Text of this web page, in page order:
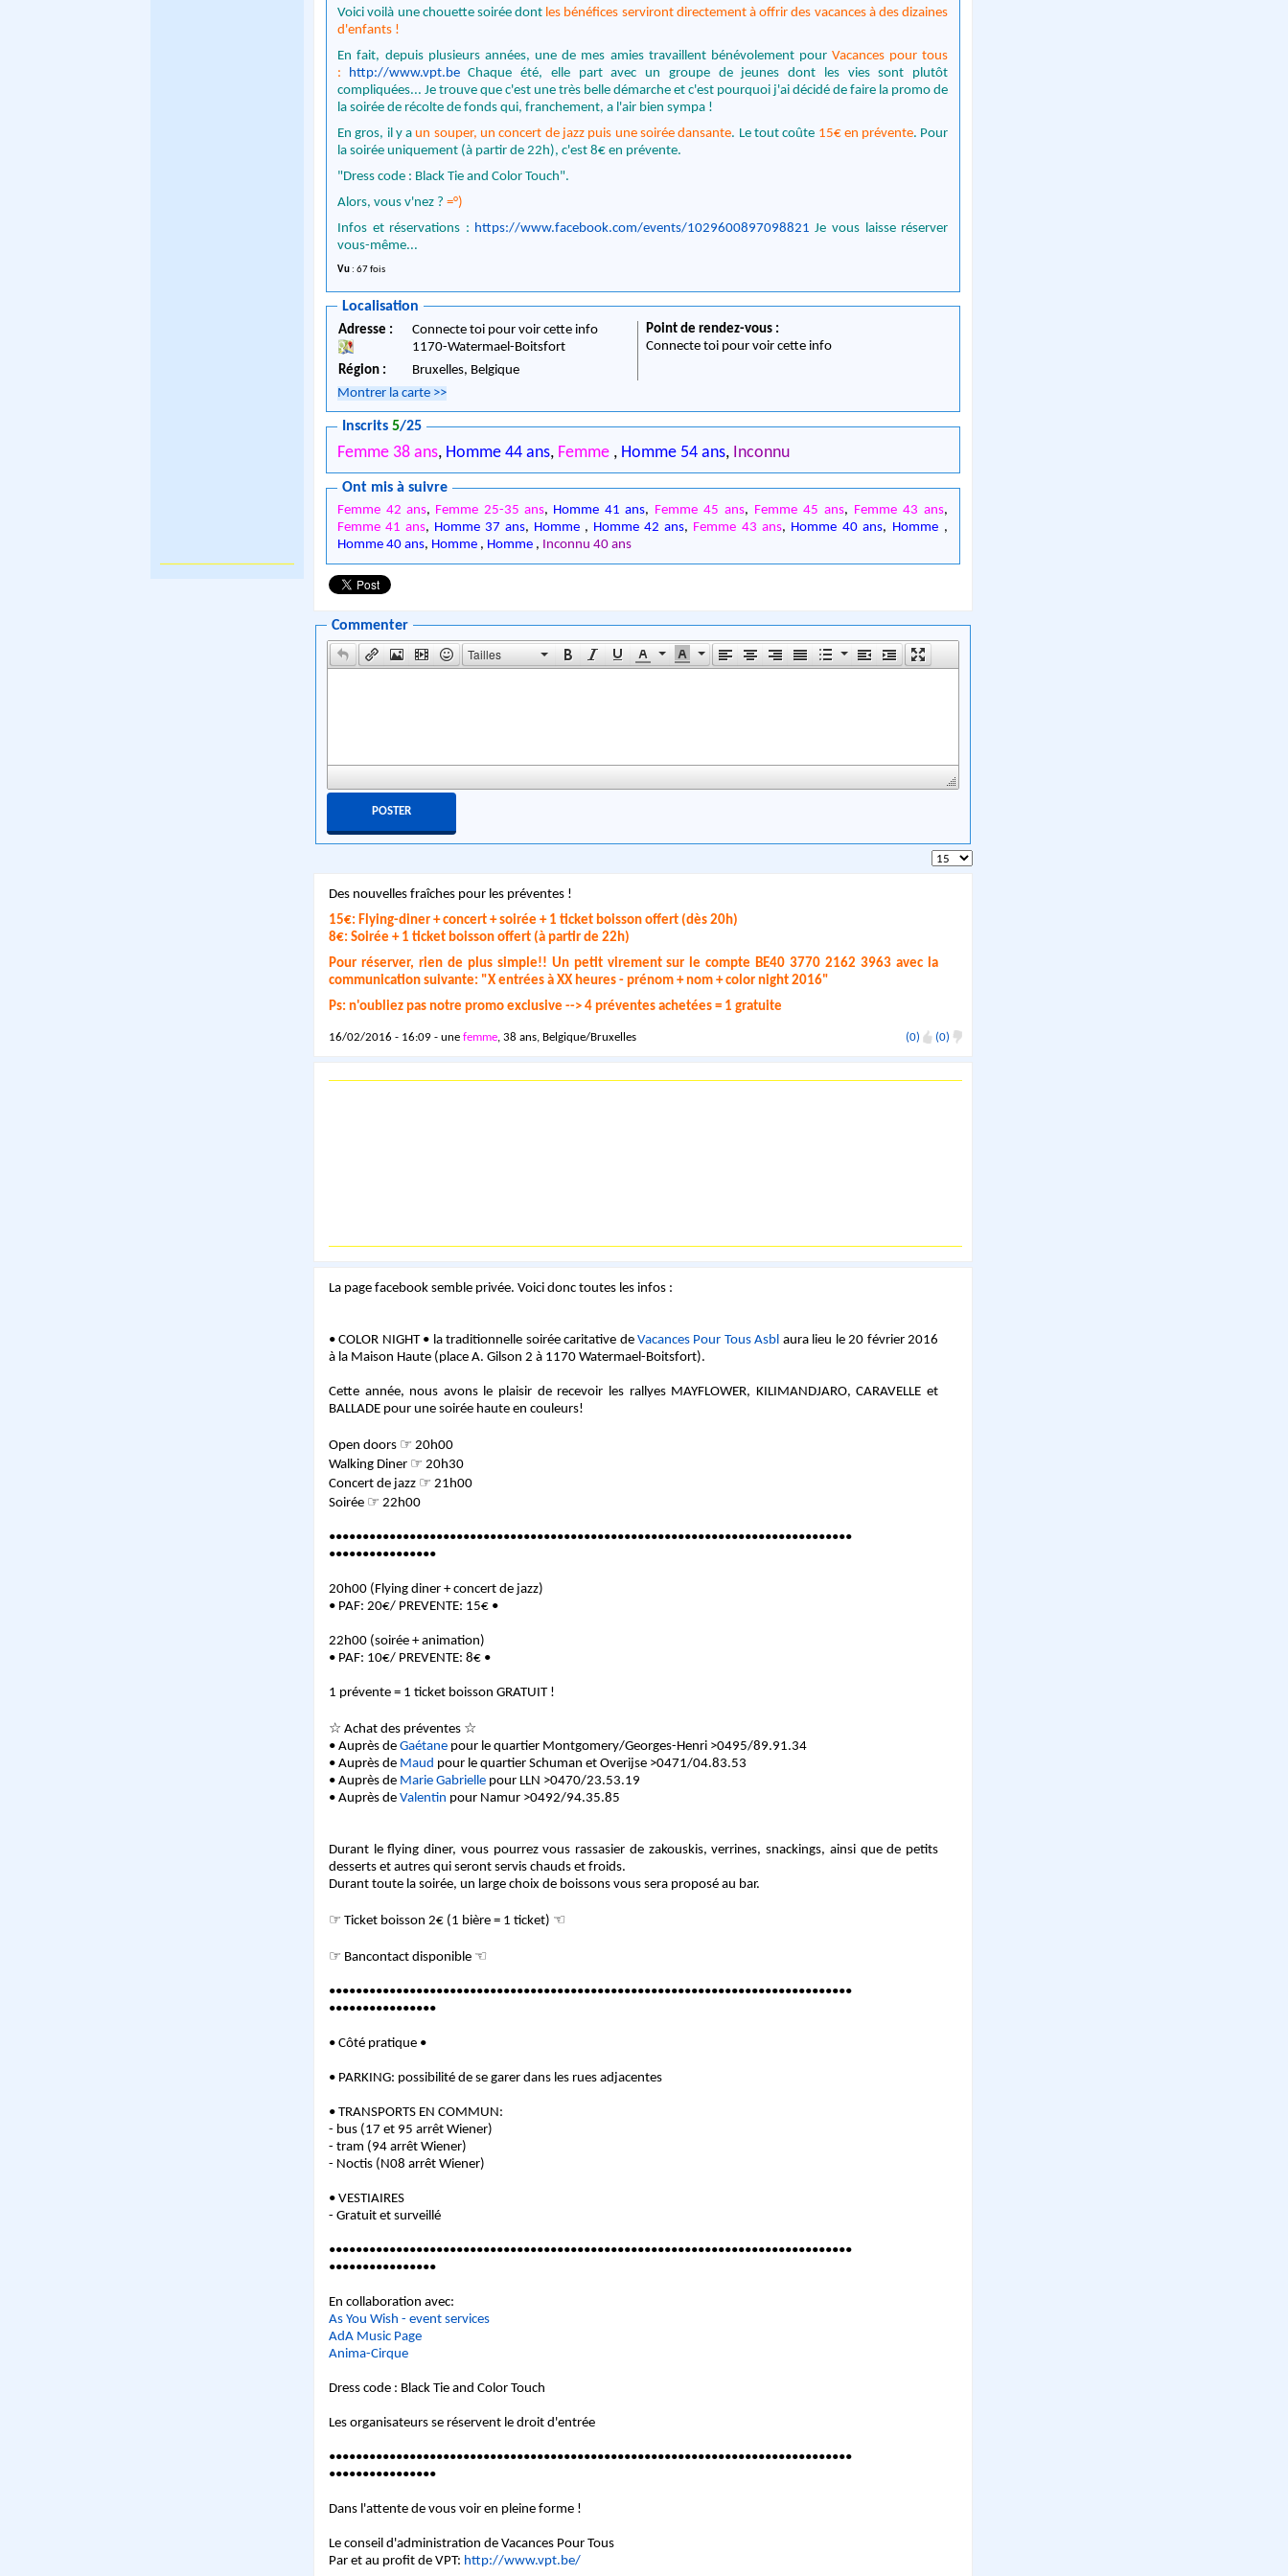
Voici voilà une chouette soirée dont les bénéfices serviront directement à offrir des vacances à des dizaines
d'enfants !
En fait, depuis plusieurs années, une de mes amies travaillent bénévolement pourVacances pour tous
:
http://www.vpt.be Chaque été, elle part avec un groupe de jeunes dont les vies sont plutôt
compliquées... Je trouve que c'est une très belle démarche et c'est pourquoi j'ai décidé de faire la promo de
la soirée de récolte de fonds qui, franchement, a l'air bien sympa !
En gros, il y a un souper, un concert de jazz puis une soirée dansante. Le tout coûte 15€ en prévente. Pour
la soirée uniquement (à partir de 22h), c'est 8€ en prévente.
"Dress code : Black Tie and Color Touch".
Alors, vous v'nez ?=°)
Infos et réservations : https://www.facebook.com/events/1029600897098821 Je vous laisse réserver
vous-même...
Vu : 67 fois
Localisation
Adresse :
Connecte toi pour voir cette info
1170-Watermael-Boitsfort
Région :
Bruxelles, Belgique
Point de rendez-vous :
Connecte toi pour voir cette info
Montrer la carte >>
Inscrits5/25
Femme 38 ans, Homme 44 ans, Femme , Homme 54 ans, Inconnu
Ont mis à suivre
Femme 42 ans, Femme 25-35 ans, Homme 41 ans, Femme 45 ans, Femme 45 ans, Femme 43 ans,
Femme 41 ans, Homme 37 ans, Homme , Homme 42 ans, Femme 43 ans, Homme 40 ans, Homme ,
Homme 40 ans, Homme , Homme , Inconnu 40 ans
Commenter
Tailles
Des nouvelles fraîches pour les préventes !
15€: Flying-diner + concert + soirée + 1 ticket boisson offert (dès 20h)
8€: Soirée + 1 ticket boisson offert (à partir de 22h)
Pour réserver, rien de plus simple!! Un petit virement sur le compte BE40 3770 2162 3963 avec la
communication suivante: "X entrées à XX heures - prénom + nom + color night 2016"
Ps: n'oubliez pas notre promo exclusive --> 4 préventes achetées = 1 gratuite
16/02/2016 - 16:09 - une femme, 38 ans, Belgique/Bruxelles (0) (0)
La page facebook semble privée. Voici donc toutes les infos :
• COLOR NIGHT • la traditionnelle soirée caritative de Vacances Pour Tous Asbl aura lieu le 20 février 2016
à la Maison Haute (place A. Gilson 2 à 1170 Watermael-Boitsfort).
Cette année, nous avons le plaisir de recevoir les rallyes MAYFLOWER, KILIMANDJARO, CARAVELLE et
BALLADE pour une soirée haute en couleurs!
Open doors ☞ 20h00
Walking Diner ☞ 20h30
Concert de jazz ☞ 21h00
Soirée ☞ 22h00
••••••••••••••••••••••••••••••••••••••••••••••••••••••••••••••••••••••••••••••
••••••••••••••••
20h00 (Flying diner + concert de jazz)
• PAF: 20€/ PREVENTE: 15€ •
22h00 (soirée + animation)
• PAF: 10€/ PREVENTE: 8€ •
1 prévente = 1 ticket boisson GRATUIT !
☆ Achat des préventes ☆
• Auprès de Gaétanepour le quartier Montgomery/Georges-Henri >0495/89.91.34
• Auprès de Maud pour le quartier Schuman et Overijse >0471/04.83.53
• Auprès de Marie Gabriellepour LLN >0470/23.53.19
• Auprès de Valentin pour Namur >0492/94.35.85
Durant le flying diner, vous pourrez vous rassasier de zakouskis, verrines, snackings, ainsi que de petits
desserts et autres qui seront servis chauds et froids.
Durant toute la soirée, un large choix de boissons vous sera proposé au bar.
☞ Ticket boisson 2€ (1 bière = 1 ticket) ☜
☞ Bancontact disponible ☜
••••••••••••••••••••••••••••••••••••••••••••••••••••••••••••••••••••••••••••••
••••••••••••••••
• Côté pratique •
• PARKING: possibilité de se garer dans les rues adjacentes
• TRANSPORTS EN COMMUN:
- bus (17 et 95 arrêt Wiener)
- tram (94 arrêt Wiener)
- Noctis (N08 arrêt Wiener)
• VESTIAIRES
- Gratuit et surveillé
••••••••••••••••••••••••••••••••••••••••••••••••••••••••••••••••••••••••••••••
••••••••••••••••
En collaboration avec:
As You Wish - event services
AdA Music Page
Anima-Cirque
Dress code : Black Tie and Color Touch
Les organisateurs se réservent le droit d'entrée
••••••••••••••••••••••••••••••••••••••••••••••••••••••••••••••••••••••••••••••
••••••••••••••••
Dans l'attente de vous voir en pleine forme !
Le conseil d'administration de Vacances Pour Tous
Par et au profit de VPT: http://www.vpt.be/